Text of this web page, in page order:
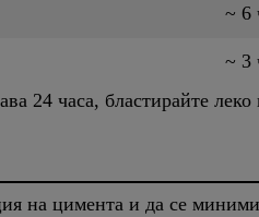
~ 6
~ 3
24 часа, бластирайте леко
на цимента и да се